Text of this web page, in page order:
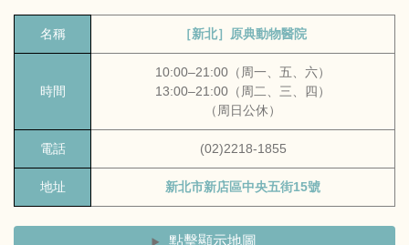
名稱 ［新北］原典動物醫院
時間
10:00–21:00（周一、五、六）
13:00–21:00（周二、三、四）
（周日公休）
電話 (02)2218-1855
地址 新北市新店區中央五街15號
點擊顯示地圖